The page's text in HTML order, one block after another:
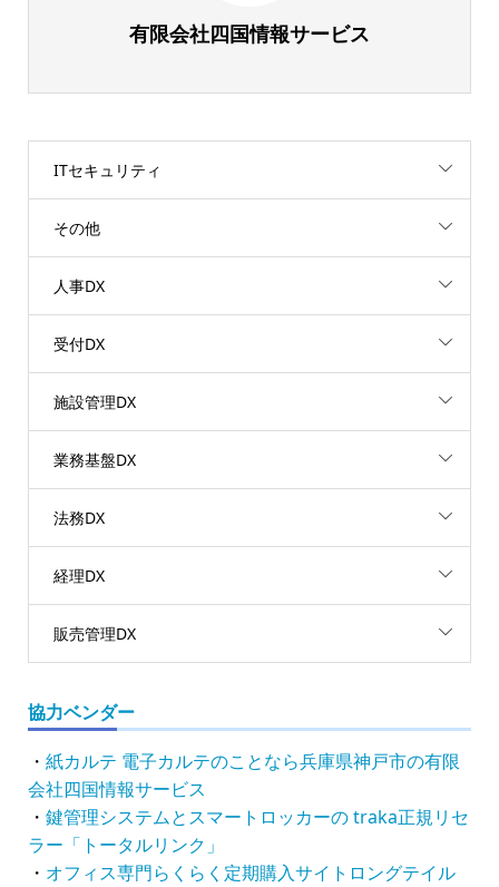
有限会社四国情報サービス
ITセキュリティ
その他
人事DX
受付DX
施設管理DX
業務基盤DX
法務DX
経理DX
販売管理DX
協力ベンダー
・ 紙カルテ 電子カルテのことなら兵庫県神戸市の有限
会社四国情報サービス
・ 鍵管理システムとスマートロッカーの traka正規リセ
ラー「トータルリンク」
・ オフィス専門らくらく定期購入サイトロングテイル